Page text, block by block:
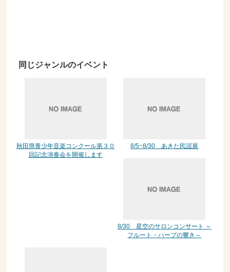
同じジャンルのイベント
秋田県青少年音楽コンクール第３０
回記念演奏会を開催します
8/5~8/30 あきた民謡展
8/30 星空のサロンコンサート ～
フルート・ハープの響き～